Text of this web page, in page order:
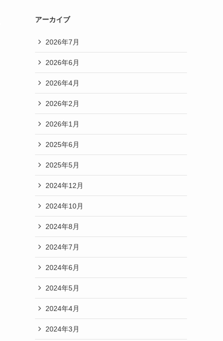
アーカイブ
2026年7月
2026年6月
2026年4月
2026年2月
2026年1月
2025年6月
2025年5月
2024年12月
2024年10月
2024年8月
2024年7月
2024年6月
2024年5月
2024年4月
2024年3月